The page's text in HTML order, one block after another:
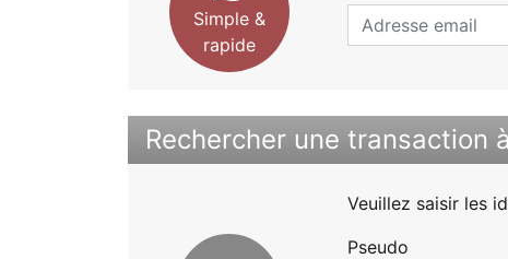
Simple &
rapide
Rechercher une transaction
Veuillez saisir les
Pseudo